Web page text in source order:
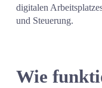
digitalen
und Steuerung.
Wie